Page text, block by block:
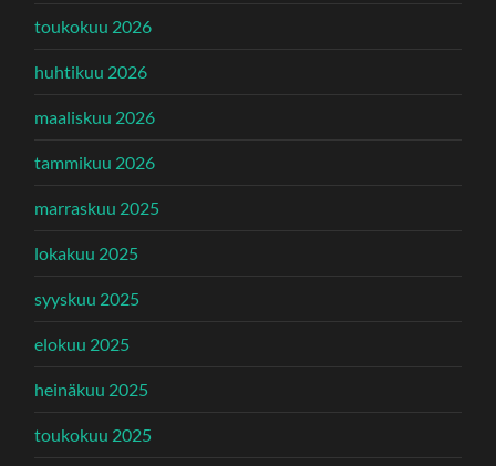
toukokuu 2026
huhtikuu 2026
maaliskuu 2026
tammikuu 2026
marraskuu 2025
lokakuu 2025
syyskuu 2025
elokuu 2025
heinäkuu 2025
toukokuu 2025